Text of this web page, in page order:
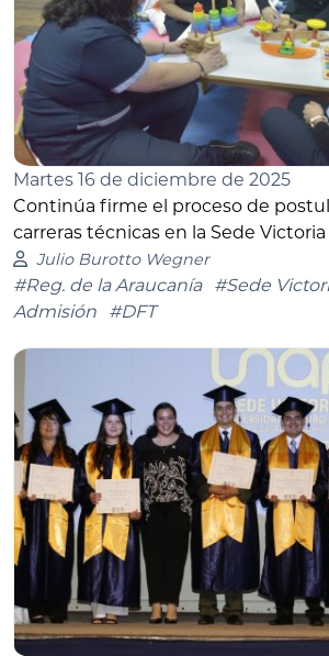
Martes 16 de diciembre de 2025
Continúa firme el proceso de
carreras técnicas en la Sede Victoria
Julio Burotto Wegner
#Reg. de la Araucanía #Sede
Admisión
#DFT